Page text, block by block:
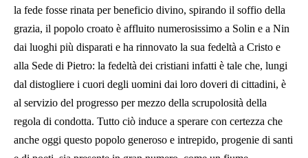
la fede fosse rinata per beneficio divino, spirando il soffio della
grazia, il popolo croato è affluito numerosissimo a Solin e a Nin
dai luoghi più disparati e ha rinnovato la sua fedeltà a Cristo e
alla Sede di Pietro: la fedeltà dei cristiani infatti è tale che, lungi
dal distogliere i cuori degli uomini dai loro doveri di cittadini, è
al servizio del progresso per mezzo della scrupolosità della
regola di condotta. Tutto ciò induce a sperare con certezza che
anche oggi questo popolo generoso e intrepido, progenie di santi